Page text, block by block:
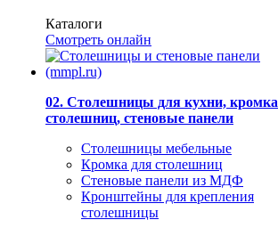
Каталоги
Смотреть онлайн
02. Столешницы для кухни,
столешниц, стеновые панели
Столешницы мебельные
Кромка для столешниц
Стеновые панели из МДФ
Кронштейны для крепления
столешницы